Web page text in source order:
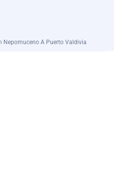
Nepomuceno A Puerto Valdivia